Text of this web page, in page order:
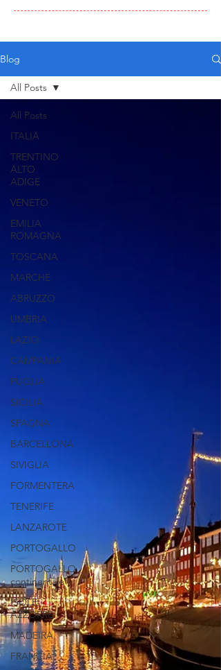
Blog
All Posts
ITALIA
TRENTINO
ALTO
ADIGE
VENETO
EMILIA
ROMAGNA
TOSCANA
MARCHE
ABRUZZO
UMBRIA
LAZIO
CAMPANIA
PUGLIA
SICILIA
SPAGNA
BARCELLONA
SIVIGLIA
FORMENTERA
TENERIFE
LANZAROTE
PORTOGALLO
PORTOGALLO
continentale
ISOLE
AZZORRE
MADEIRA
FRANCIA
All Posts